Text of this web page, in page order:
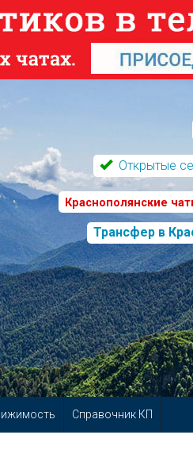
Открытые
Краснополянские
Трансфер в
Справочник КП